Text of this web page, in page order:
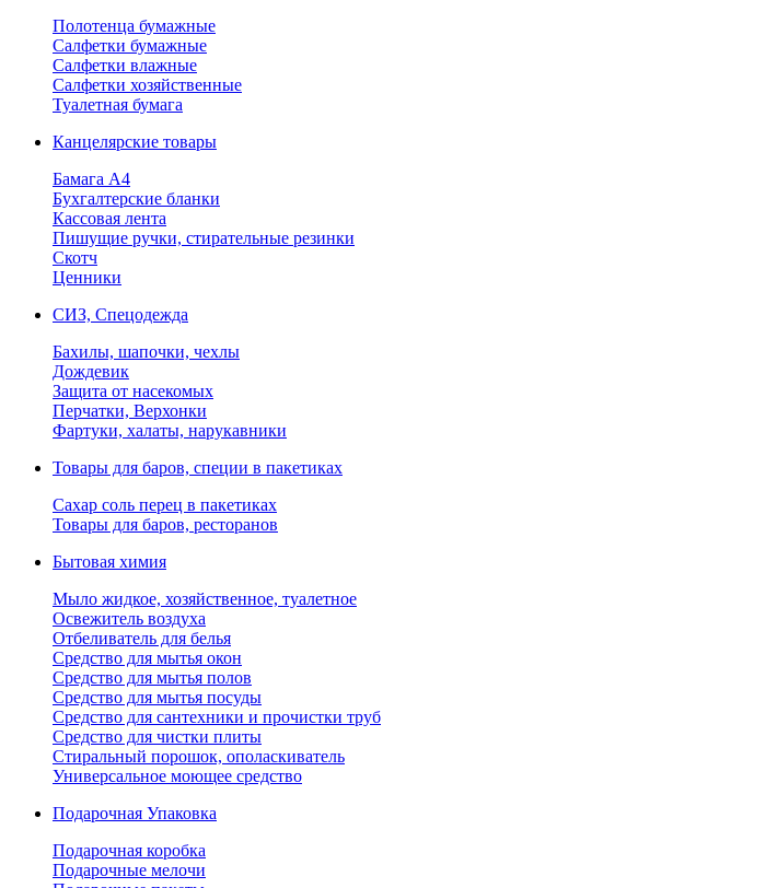
Полотенца бумажные
Салфетки бумажные
Салфетки влажные
Салфетки хозяйственные
Туалетная бумага
Канцелярские товары
Бамага А4
Бухгалтерские бланки
Кассовая лента
Пишущие ручки, стирательные резинки
Скотч
Ценники
СИЗ, Спецодежда
Бахилы, шапочки, чехлы
Дождевик
Защита от насекомых
Перчатки, Верхонки
Фартуки, халаты, нарукавники
Товары для баров, специи в пакетиках
Сахар соль перец в пакетиках
Товары для баров, ресторанов
Бытовая химия
Мыло жидкое, хозяйственное, туалетное
Освежитель воздуха
Отбеливатель для белья
Средство для мытья окон
Средство для мытья полов
Средство для мытья посуды
Средство для сантехники и прочистки труб
Средство для чистки плиты
Стиральный порошок, ополаскиватель
Универсальное моющее средство
Подарочная Упаковка
Подарочная коробка
Подарочные мелочи